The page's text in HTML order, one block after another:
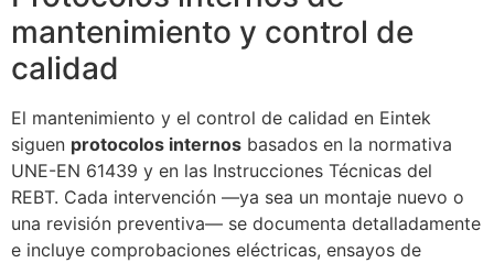
mantenimiento y control de
calidad
El mantenimiento y el control de calidad en Eintek
siguen protocolos internos basados en la normativa
UNE-EN 61439 y en las Instrucciones Técnicas del
REBT. Cada intervención —ya sea un montaje nuevo o
una revisión preventiva— se documenta detalladamente
e incluye comprobaciones eléctricas, ensayos de